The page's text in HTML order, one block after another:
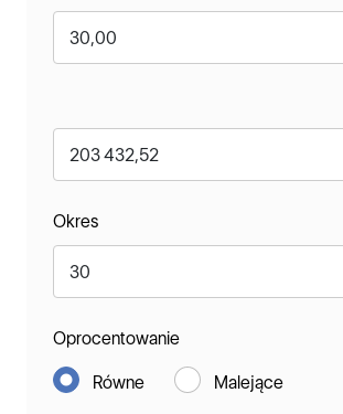
Okres
Oprocentowanie
Równe Malejące